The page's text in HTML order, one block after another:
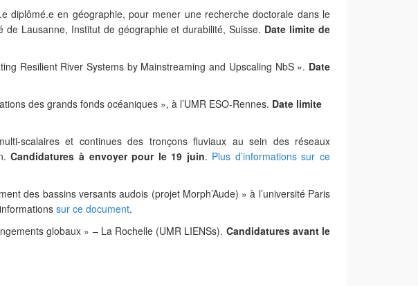
en géographie, pour mener une recherche doctorale dans le
Lausanne, Institut de géographie et durabilité, Suisse. Date limite de
Resilient River Systems by Mainstreaming and Upscaling NbS ». Date
des grands fonds océaniques », à l’UMR ESO-Rennes. Date limite
scalaires et continues des tronçons fluviaux au sein des réseaux
Candidatures à envoyer pour le 19 juin. Plus d’informations sur ce
des bassins versants audois (projet Morph’Aude) » à l’université Paris
sur ce document.
globaux » – La Rochelle (UMR LIENSs). Candidatures avant le